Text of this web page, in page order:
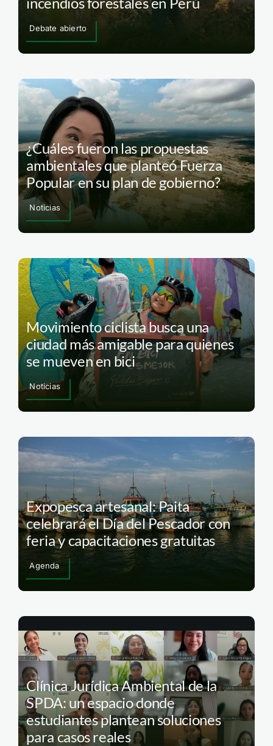
Debate abierto
¿Cuáles fueron las propuestas
ambientales que planteó Fuerza
Popular en su plan de gobierno?
Noticias
Movimiento ciclista busca una
ciudad más amigable para quienes
se mueven en bici
Noticias
Expopesca artesanal: Paita
celebrará el Día del Pescador con
feria y capacitaciones gratuitas
Agenda
Clínica Jurídica Ambiental de la
SPDA: un espacio donde
estudiantes plantean soluciones
para casos reales